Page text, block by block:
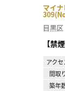
マイ
目黒区
【禁
アクセ
間取
築年